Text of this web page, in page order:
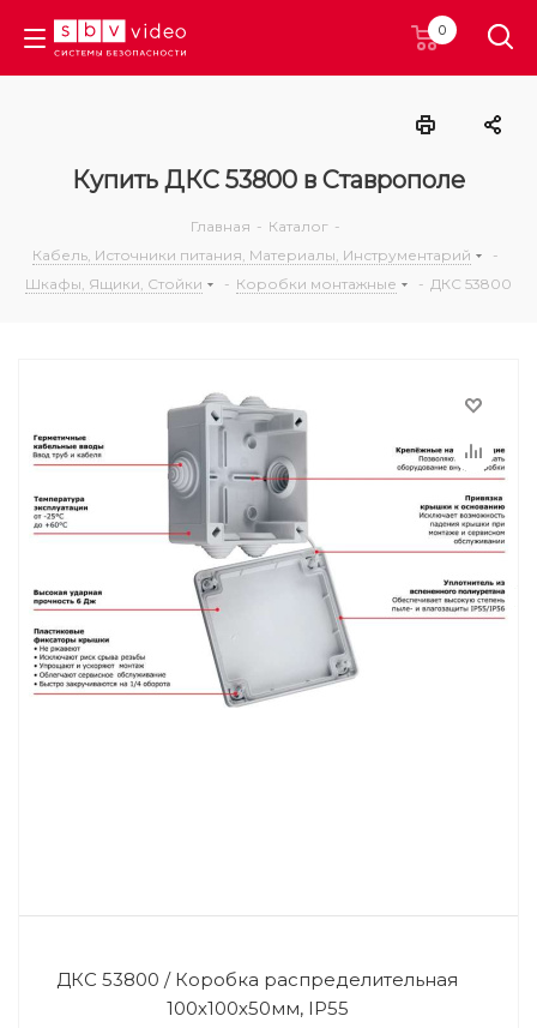
0
Купить ДКС 53800 в Ставрополе
Главная - Каталог -
Кабель, Источники питания, Материалы, Инструментарий
-
Шкафы, Ящики, Стойки
- Коробки монтажные - ДКС 53800
ДКС 53800 / Коробка распределительная
100х100х50мм, IP55